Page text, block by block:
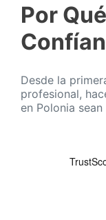
Por
Desde la
profesional,
en Polonia